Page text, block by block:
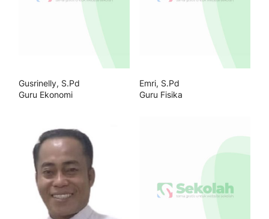
Gusrinelly, S.Pd
Guru Ekonomi
Emri, S.Pd
Guru Fisika